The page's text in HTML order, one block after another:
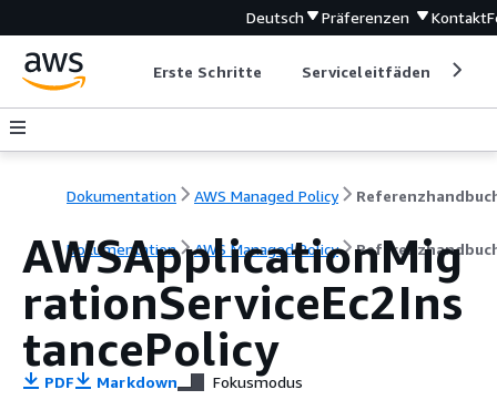
Deutsch Präferenzen Kontakt
Erste Schritte Serviceleitfäden
Dokumentation AWS Managed Policy
Dokumentation AWS Managed Policy
AWSApplicationMig
rationServiceEc2Ins
tancePolicy
PDF Markdown Fokusmodus